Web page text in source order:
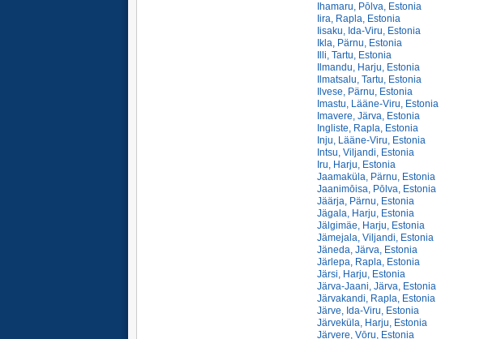
Ihamaru, Pōlva, Estonia
Iira, Rapla, Estonia
Iisaku, Ida-Viru, Estonia
Ikla, Pärnu, Estonia
Illi, Tartu, Estonia
Ilmandu, Harju, Estonia
Ilmatsalu, Tartu, Estonia
Ilvese, Pärnu, Estonia
Imastu, Lääne-Viru, Estonia
Imavere, Järva, Estonia
Ingliste, Rapla, Estonia
Inju, Lääne-Viru, Estonia
Intsu, Viljandi, Estonia
Iru, Harju, Estonia
Jaamaküla, Pärnu, Estonia
Jaanimōisa, Pōlva, Estonia
Jäärja, Pärnu, Estonia
Jägala, Harju, Estonia
Jälgimäe, Harju, Estonia
Jämejala, Viljandi, Estonia
Jäneda, Järva, Estonia
Järlepa, Rapla, Estonia
Järsi, Harju, Estonia
Järva-Jaani, Järva, Estonia
Järvakandi, Rapla, Estonia
Järve, Ida-Viru, Estonia
Järveküla, Harju, Estonia
Järvere, Vōru, Estonia